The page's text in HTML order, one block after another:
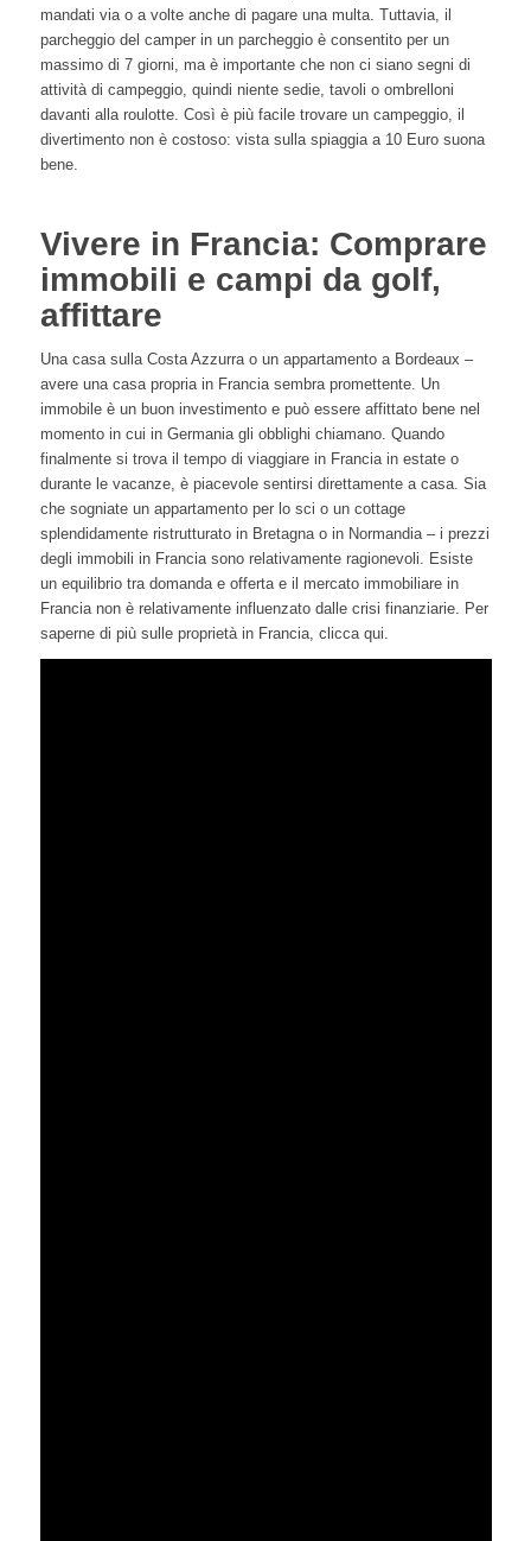
mandati via o a volte anche di pagare una multa. Tuttavia, il
parcheggio del camper in un parcheggio è consentito per un
massimo di 7 giorni, ma è importante che non ci siano segni di
attività di campeggio, quindi niente sedie, tavoli o ombrelloni
davanti alla roulotte. Così è più facile trovare un campeggio, il
divertimento non è costoso: vista sulla spiaggia a 10 Euro suona
bene.
Vivere in Francia: Comprare
immobili e campi da golf,
affittare
Una casa sulla Costa Azzurra o un appartamento a Bordeaux –
avere una casa propria in Francia sembra promettente. Un
immobile è un buon investimento e può essere affittato bene nel
momento in cui in Germania gli obblighi chiamano. Quando
finalmente si trova il tempo di viaggiare in Francia in estate o
durante le vacanze, è piacevole sentirsi direttamente a casa. Sia
che sogniate un appartamento per lo sci o un cottage
splendidamente ristrutturato in Bretagna o in Normandia – i prezzi
degli immobili in Francia sono relativamente ragionevoli. Esiste
un equilibrio tra domanda e offerta e il mercato immobiliare in
Francia non è relativamente influenzato dalle crisi finanziarie. Per
saperne di più sulle proprietà in Francia, clicca qui.